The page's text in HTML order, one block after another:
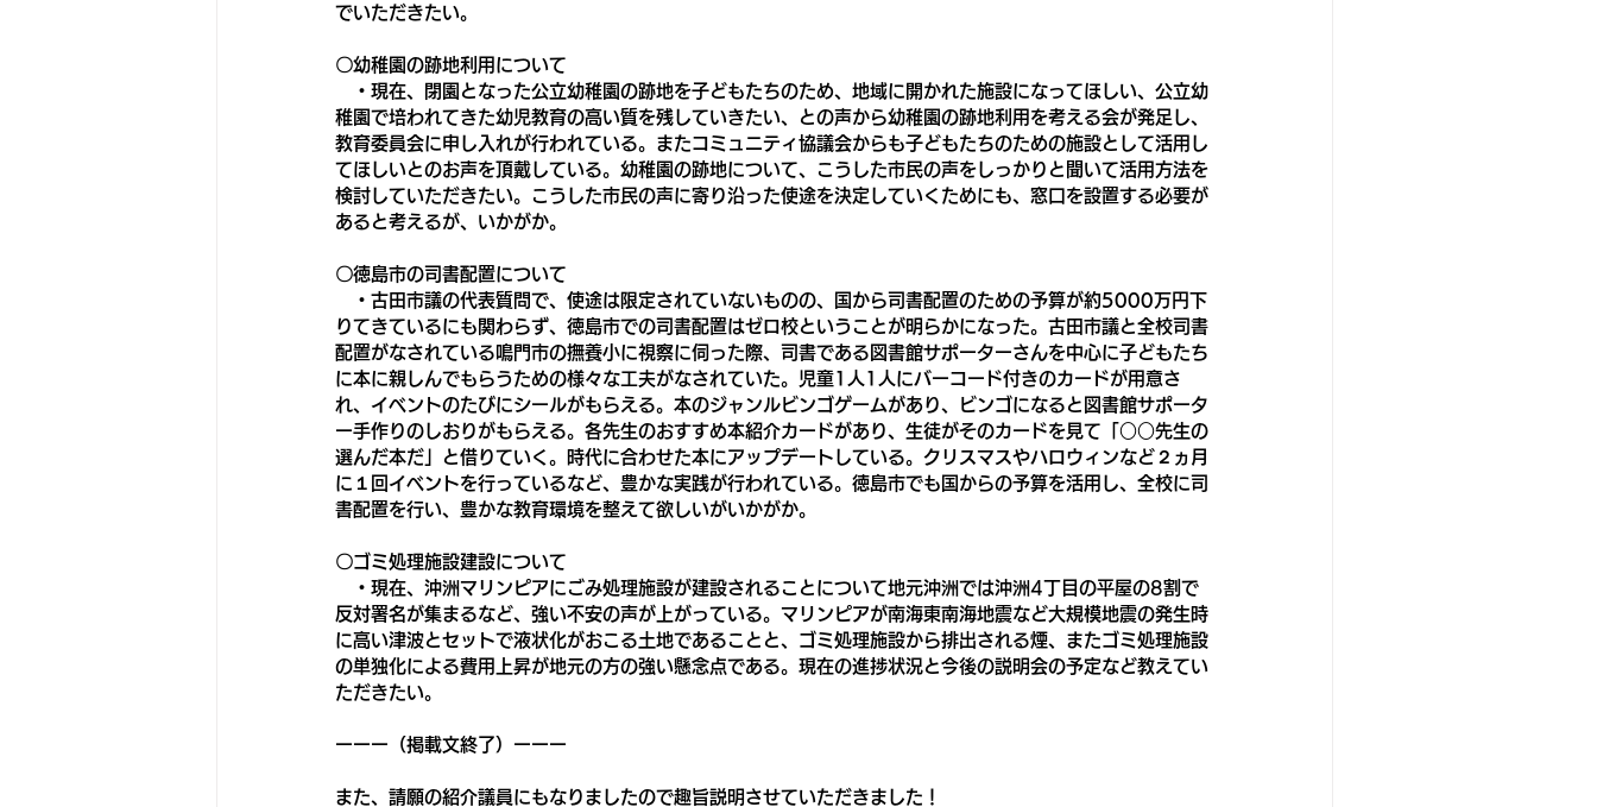
でいただきたい。
〇幼稚園の跡地利用について
・現在、閉園となった公立幼稚園の跡地を子どもたちのため、地域に開かれた施設になってほしい、公立幼
稚園で培われてきた幼児教育の高い質を残していきたい、との声から幼稚園の跡地利用を考える会が発足し、
教育委員会に申し入れが行われている。またコミュニティ協議会からも子どもたちのための施設として活用し
てほしいとのお声を頂戴している。幼稚園の跡地について、こうした市民の声をしっかりと聞いて活用方法を
検討していただきたい。こうした市民の声に寄り沿った使途を決定していくためにも、窓口を設置する必要が
あると考えるが、いかがか。
〇徳島市の司書配置について
・古田市議の代表質問で、使途は限定されていないものの、国から司書配置のための予算が約5000万円下
りてきているにも関わらず、徳島市での司書配置はゼロ校ということが明らかになった。古田市議と全校司書
配置がなされている鳴門市の撫養小に視察に伺った際、司書である図書館サポーターさんを中心に子どもたち
に本に親しんでもらうための様々な工夫がなされていた。児童1人1人にバーコード付きのカードが用意さ
れ、イベントのたびにシールがもらえる。本のジャンルビンゴゲームがあり、ビンゴになると図書館サポータ
ー手作りのしおりがもらえる。各先生のおすすめ本紹介カードがあり、生徒がそのカードを見て「○○先生の
選んだ本だ」と借りていく。時代に合わせた本にアップデートしている。クリスマスやハロウィンなど２ヵ月
に１回イベントを行っているなど、豊かな実践が行われている。徳島市でも国からの予算を活用し、全校に司
書配置を行い、豊かな教育環境を整えて欲しいがいかがか。
〇ゴミ処理施設建設について
・現在、沖洲マリンピアにごみ処理施設が建設されることについて地元沖洲では沖洲4丁目の平屋の8割で
反対署名が集まるなど、強い不安の声が上がっている。マリンピアが南海東南海地震など大規模地震の発生時
に高い津波とセットで液状化がおこる土地であることと、ゴミ処理施設から排出される煙、またゴミ処理施設
の単独化による費用上昇が地元の方の強い懸念点である。現在の進捗状況と今後の説明会の予定など教えてい
ただきたい。
ーーー（掲載文終了）ーーー
また、請願の紹介議員にもなりましたので趣旨説明させていただきました！